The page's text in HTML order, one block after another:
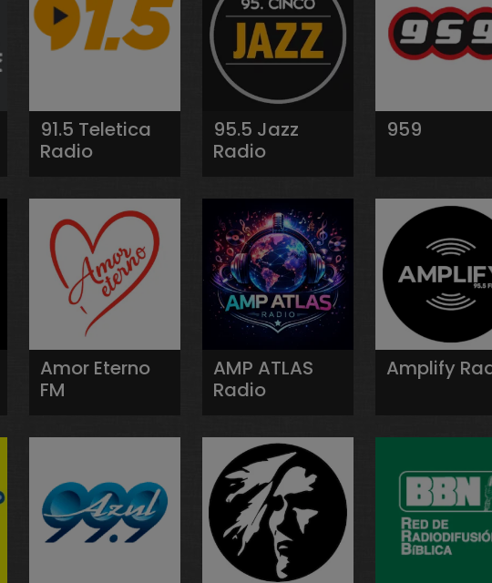
91.5 Teletica
Radio
95.5 Jazz
Radio
959
Amor Eterno
FM
AMP ATLAS
Radio
Amplify